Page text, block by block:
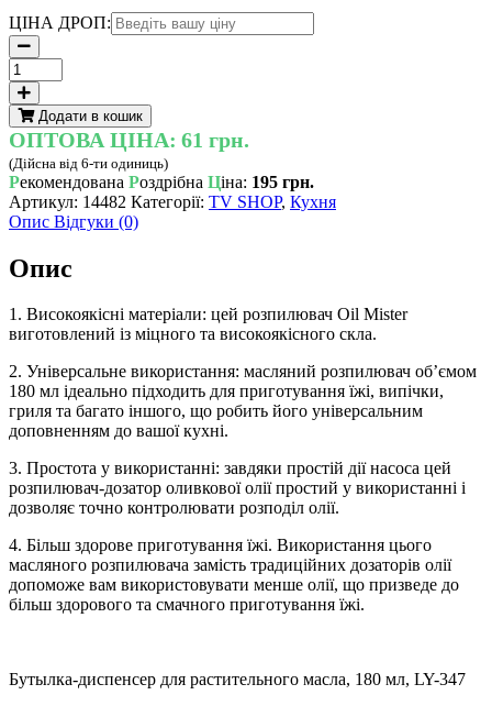
ЦІНА ДРОП:
Пляшка-
диспенсер
для
олії,
180
мл,
LY-
347
кількість
Додати в кошик
ОПТОВА ЦІНА: 61 грн.
(Дійсна від 6-ти одиниць)
Рекомендована Роздрібна Ціна: 195 грн.
Артикул: 14482 Категорії: TV SHOP, Кухня
Опис Відгуки (0)
Опис
1. Високоякісні матеріали: цей розпилювач Oil Mister
виготовлений із міцного та високоякісного скла.
2. Універсальне використання: масляний розпилювач об’ємом
180 мл ідеально підходить для приготування їжі, випічки,
гриля та багато іншого, що робить його універсальним
доповненням до вашої кухні.
3. Простота у використанні: завдяки простій дії насоса цей
розпилювач-дозатор оливкової олії простий у використанні і
дозволяє точно контролювати розподіл олії.
4. Більш здорове приготування їжі. Використання цього
масляного розпилювача замість традиційних дозаторів олії
допоможе вам використовувати менше олії, що призведе до
більш здорового та смачного приготування їжі.
Бутылка-диспенсер для растительного масла, 180 мл, LY-347